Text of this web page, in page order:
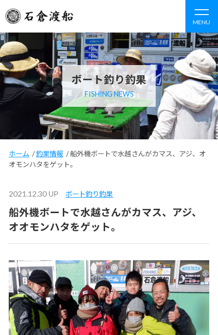
MENU
ボート釣り釣果
FISHING NEWS
ホーム /釣果情報 /船外機ボートで水越さんがカマス、アジ、オ
オモンハタをゲット。
2021.12.30 UP ボート釣り釣果
船外機ボートで水越さんがカマス、アジ、
オオモンハタをゲット。